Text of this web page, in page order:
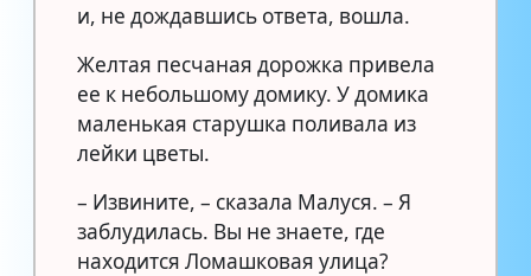
и, не дождавшись ответа, вошла.
Желтая песчаная дорожка привела
ее к небольшому домику. У домика
маленькая старушка поливала из
лейки цветы.
– Извините, – сказала Малуся. – Я
заблудилась. Вы не знаете, где
находится Ломашковая улица?